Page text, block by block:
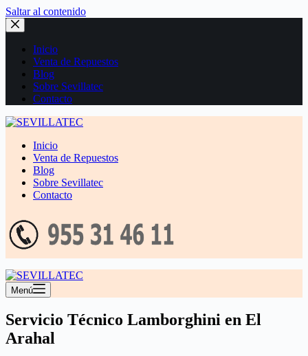
Saltar al contenido
Inicio
Venta de Repuestos
Blog
Sobre Sevillatec
Contacto
Inicio
Venta de Repuestos
Blog
Sobre Sevillatec
Contacto
Menú
Servicio Técnico Lamborghini en El
Arahal